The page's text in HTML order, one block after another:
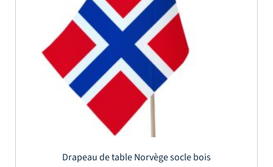
Drapeau de table Norvège socle bois